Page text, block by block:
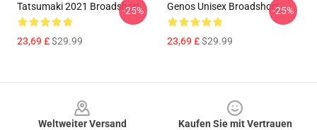
Tatsumaki 2021 Broadshort
23,69 £$29.99
-25% Genos Unisex Broadshort
23,69 £$29.99
-25%
Weltweiter Versand
Kaufen Sie mit Vertrauen